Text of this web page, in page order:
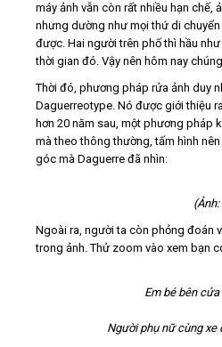
máy ảnh vẫn còn rất nhiều hạn
nhưng dường như mọi thứ di
được. Hai người trên phố thì hầu
thời gian đó. Vậy nên hôm nay
Thời đó, phương pháp rửa ảnh duy
Daguerreotype. Nó được giới thiệu
hơn 20 năm sau, một phương pháp
mà theo thông thường, tấm hình
góc mà Daguerre đã nhìn:
Ngoài ra, người ta còn phỏng đoán
trong ảnh. Thử zoom vào xem bạn
Em bé bên
Người phụ nữ cùng xe